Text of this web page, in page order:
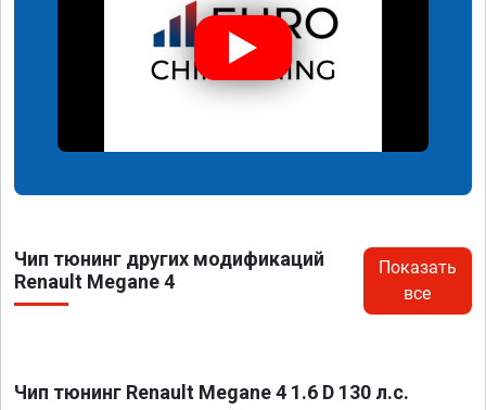
Чип тюнинг других модификаций
Renault Megane 4
Показать
все
Чип тюнинг Renault Megane 4 1.6 D 130 л.с.